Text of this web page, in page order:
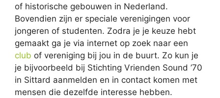
of historische gebouwen in Nederland.
Bovendien zijn er speciale verenigingen voor
jongeren of studenten. Zodra je je keuze hebt
gemaakt ga je via internet op zoek naar een
club of vereniging bij jou in de buurt. Zo kun je
je bijvoorbeeld bij Stichting Vrienden Sound ’70
in Sittard aanmelden en in contact komen met
mensen die dezelfde interesse hebben.